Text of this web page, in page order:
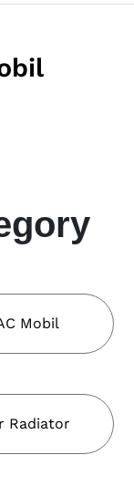
Mobil
Radiator